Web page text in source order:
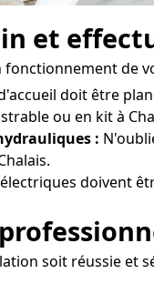
et
de
doit être
ou en kit à
:
électriques doivent
soit réussie et